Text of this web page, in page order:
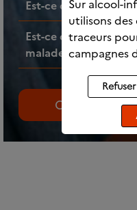
Est-ce que l’alcool
Est-ce que faire des
malade ?
Consultez
Sur alcool-
utilisons des
traceurs
campagnes
Refuser